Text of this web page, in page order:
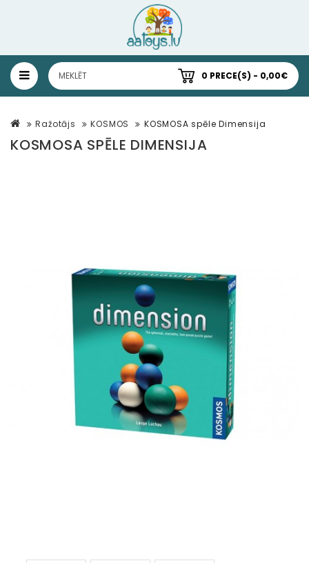
0 PRECE(S) - 0,00€
Ražotājs KOSMOS KOSMOSA spēle Dimensija
KOSMOSA SPĒLE DIMENSIJA